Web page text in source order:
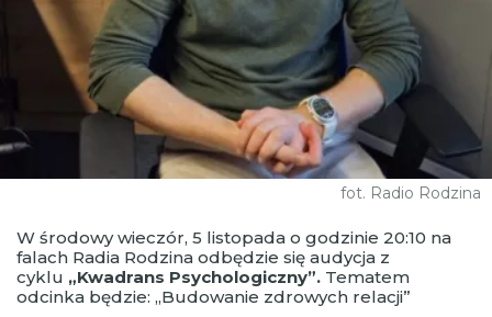
fot. Radio Rodzina
W środowy wieczór, 5 listopada o godzinie 20:10 na
falach Radia Rodzina odbędzie się audycja z
cyklu „Kwadrans Psychologiczny”. Tematem
odcinka będzie: „Budowanie zdrowych relacji”